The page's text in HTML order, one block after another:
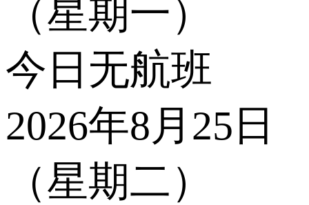
（星期一）
今日无航班
2026年8月25日
（星期二）